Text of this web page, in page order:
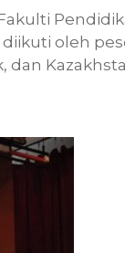
oleh
dan